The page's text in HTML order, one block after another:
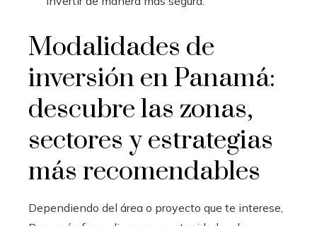
Modalidades de
inversión en Panamá:
descubre las zonas,
sectores y estrategias
más recomendables
Dependiendo del área o proyecto que te interese,